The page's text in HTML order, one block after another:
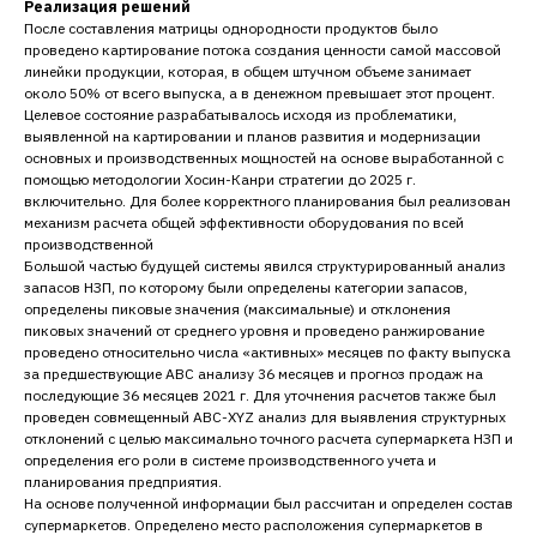
Реализация решений
После составления матрицы однородности продуктов было
проведено картирование потока создания ценности самой массовой
линейки продукции, которая, в общем штучном объеме занимает
около 50% от всего выпуска, а в денежном превышает этот процент.
Целевое состояние разрабатывалось исходя из проблематики,
выявленной на картировании и планов развития и модернизации
основных и производственных мощностей на основе выработанной с
помощью методологии Хосин-Канри стратегии до 2025 г.
включительно. Для более корректного планирования был реализован
механизм расчета общей эффективности оборудования по всей
производственной
Большой частью будущей системы явился структурированный анализ
запасов НЗП, по которому были определены категории запасов,
определены пиковые значения (максимальные) и отклонения
пиковых значений от среднего уровня и проведено ранжирование
проведено относительно числа «активных» месяцев по факту выпуска
за предшествующие АВС анализу 36 месяцев и прогноз продаж на
последующие 36 месяцев 2021 г. Для уточнения расчетов также был
проведен совмещенный АВС-XYZ анализ для выявления структурных
отклонений с целью максимально точного расчета супермаркета НЗП и
определения его роли в системе производственного учета и
планирования предприятия.
На основе полученной информации был рассчитан и определен состав
супермаркетов. Определено место расположения супермаркетов в